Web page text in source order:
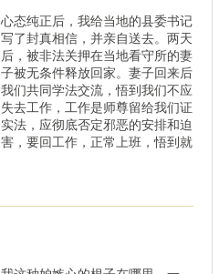
心态纯正后，我给当地的县委书记
写了封真相信，并亲自送去。两天
后，被非法关押在当地看守所的妻
子被无条件释放回家。妻子回来后
我们共同学法交流，悟到我们不应
失去工作，工作是师尊留给我们证
实法，应彻底否定邪恶的安排和迫
害，要回工作，正常上班，悟到就